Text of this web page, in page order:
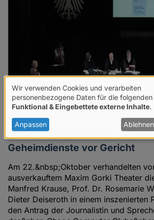
Geheimdienste vor Gericht
Am 22.&nbsp;Oktober verhandelten
ausverkauftem Maxim Gorki Theater
Manfred Krause, Prof. Dr. Rosemarie
Dieter Deiseroth in einem inszenierten
den Antrag der Journalistin und
Verwendung
von
personenbezogenen
Daten
und
Cookies
Wir verwenden Cookies und verarbeiten
personenbezogene Daten für die
Funktional & Eingebettete externe Inhalte
Anpassen Ablehnen